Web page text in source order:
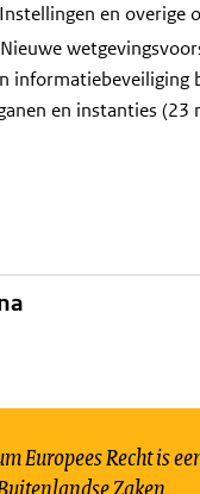
en overige
informatiebeveiliging
en instanties (23
Europees Recht is
Zaken.